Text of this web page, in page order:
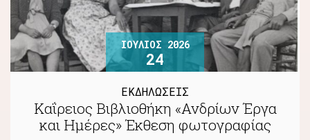
ΙΟΎΛΙΟΣ 2026
24
ΕΚΔΗΛΩΣΕΙΣ
Καΐρειος Βιβλιοθήκη «Ανδρίων Έργα
και Ημέρες» Έκθεση φωτογραφίας